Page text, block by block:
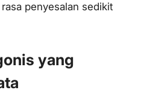
penyesalan sedikit
yang